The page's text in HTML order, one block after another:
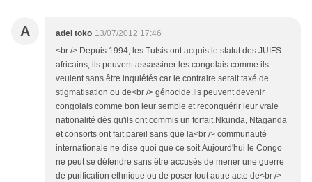
A adei toko 13/07/2012 17:46
<br /> Depuis 1994, les Tutsis ont acquis le statut des JUIFS
africains; ils peuvent assassiner les congolais comme ils
veulent sans être inquiétés car le contraire serait taxé de
stigmatisation ou de<br /> génocide.Ils peuvent devenir
congolais comme bon leur semble et reconquérir leur vraie
nationalité dès qu'ils ont commis un forfait.Nkunda, Ntaganda
et consorts ont fait pareil sans que la<br /> communauté
internationale ne dise quoi que ce soit.Aujourd'hui le Congo
ne peut se défendre sans être accusés de mener une guerre
de purification ethnique ou de poser tout autre acte de<br />